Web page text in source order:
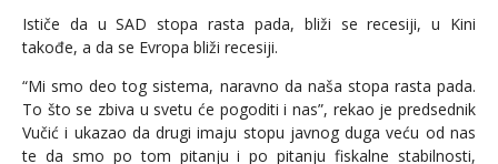
Ističe da u SAD stopa rasta pada, bliži se recesiji, u Kini
takođe, a da se Evropa bliži recesiji.
“Mi smo deo tog sistema, naravno da naša stopa rasta pada.
To što se zbiva u svetu će pogoditi i nas”, rekao je predsednik
Vučić i ukazao da drugi imaju stopu javnog duga veću od nas
te da smo po tom pitanju i po pitanju fiskalne stabilnosti,